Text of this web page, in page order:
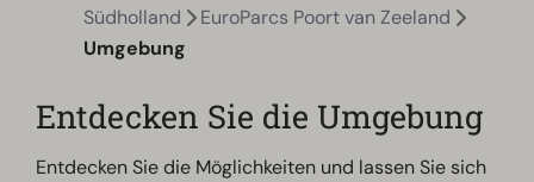
Südholland
EuroParcs Poort van Zeeland
Umgebung
Entdecken Sie die Umgebung
Entdecken Sie die Möglichkeiten und lassen Sie sich